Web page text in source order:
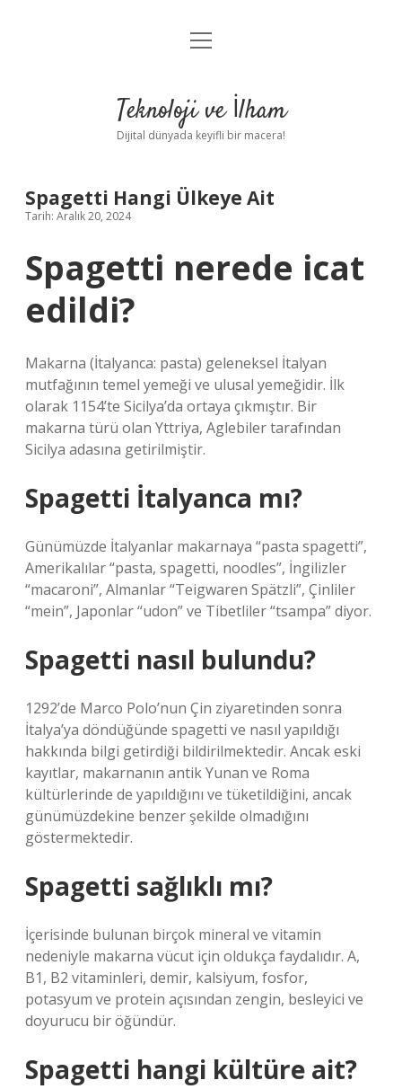
Anasayfa
Yasal Uyarı
menüyü
Teknoloji ve İlham
Dijital dünyada keyifli bir macera!
Spagetti Hangi Ülkeye Ait
Tarih: Aralık 20, 2024
Spagetti nerede icat
edildi?
Makarna (İtalyanca: pasta) geleneksel İtalyan
mutfağının temel yemeği ve ulusal yemeğidir. İlk
olarak 1154’te Sicilya’da ortaya çıkmıştır. Bir
makarna türü olan Yttriya, Aglebiler tarafından
Sicilya adasına getirilmiştir.
Spagetti İtalyanca mı?
Günümüzde İtalyanlar makarnaya “pasta spagetti”,
Amerikalılar “pasta, spagetti, noodles”, İngilizler
“macaroni”, Almanlar “Teigwaren Spätzli”, Çinliler
“mein”, Japonlar “udon” ve Tibetliler “tsampa” diyor.
Spagetti nasıl bulundu?
1292’de Marco Polo’nun Çin ziyaretinden sonra
İtalya’ya döndüğünde spagetti ve nasıl yapıldığı
hakkında bilgi getirdiği bildirilmektedir. Ancak eski
kayıtlar, makarnanın antik Yunan ve Roma
kültürlerinde de yapıldığını ve tüketildiğini, ancak
günümüzdekine benzer şekilde olmadığını
göstermektedir.
Spagetti sağlıklı mı?
İçerisinde bulunan birçok mineral ve vitamin
nedeniyle makarna vücut için oldukça faydalıdır. A,
B1, B2 vitaminleri, demir, kalsiyum, fosfor,
potasyum ve protein açısından zengin, besleyici ve
doyurucu bir öğündür.
Spagetti hangi kültüre ait?